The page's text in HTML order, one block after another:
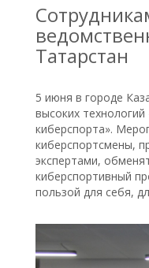
Татарстан
5 июня в городе
высоких
киберспорта».
киберспортсмены,
экспертами,
киберспортивный
пользой для себя,